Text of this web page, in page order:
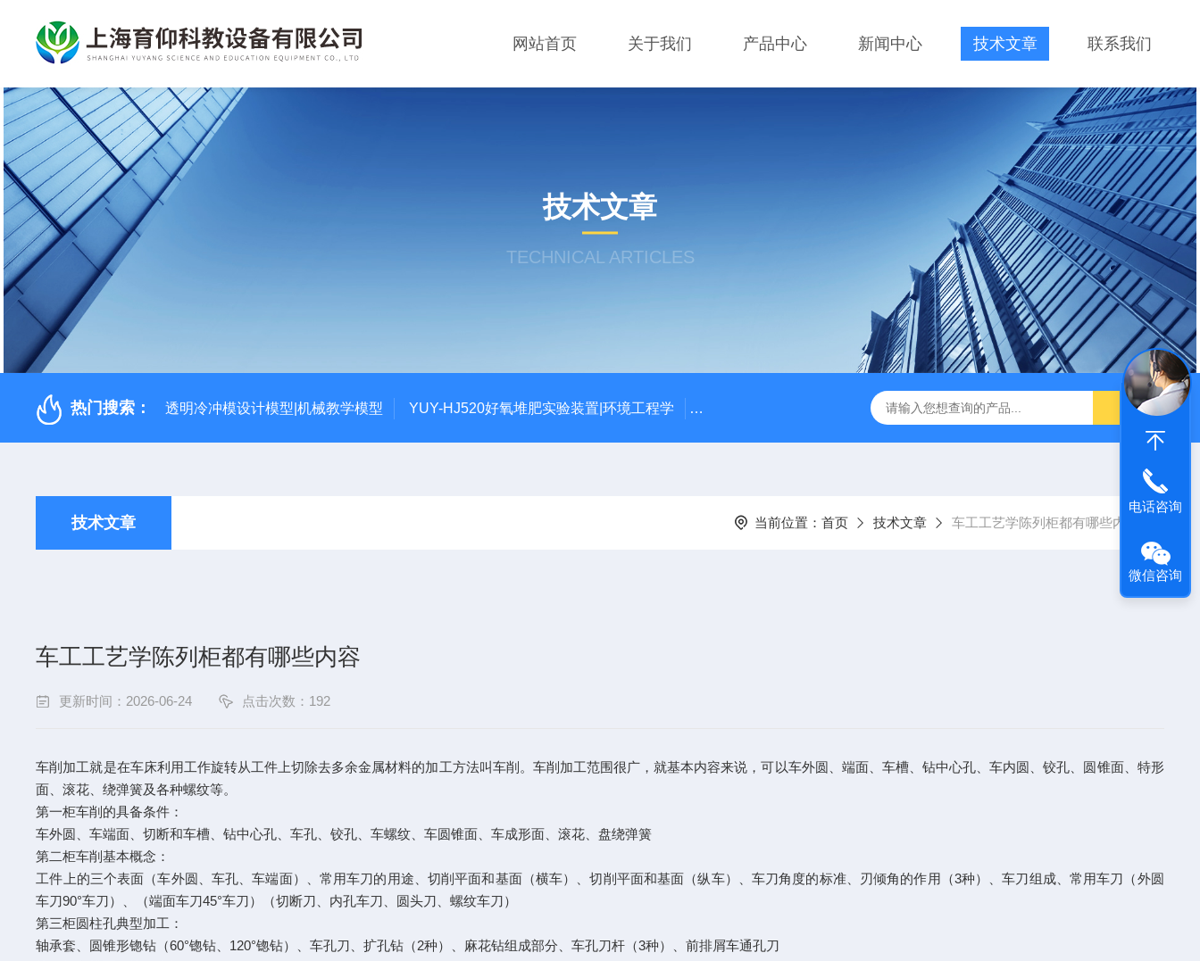
网站首页 关于我们 产品中心 新闻中心 技术文章 联系我们
技术文章
TECHNICAL ARTICLES
热门搜索： 透明冷冲模设计模型|机械教学模型 YUY-HJ520好氧堆肥实验装置|环境工程学 YUY-SX01流体力学综合实验台（数据采集型） YUY-NJ33工农12型手扶
技术文章 当前位置： 首页 技术文章 车工工艺学陈列柜都有哪些内容
车工工艺学陈列柜都有哪些内容
更新时间：2026-06-24 点击次数：192
车削加工就是在车床利用工作旋转从工件上切除去多余金属材料的加工方法叫车削。车削加工范围很广，就基本内容来说，可以车外圆、端面、车槽、钻中心孔、车内圆、铰孔、圆锥面、特形
面、滚花、绕弹簧及各种螺纹等。
第一柜车削的具备条件：
车外圆、车端面、切断和车槽、钻中心孔、车孔、铰孔、车螺纹、车圆锥面、车成形面、滚花、盘绕弹簧
第二柜车削基本概念：
工件上的三个表面（车外圆、车孔、车端面）、常用车刀的用途、切削平面和基面（横车）、切削平面和基面（纵车）、车刀角度的标准、刃倾角的作用（3种）、车刀组成、常用车刀（外圆
车刀90°车刀）、（端面车刀45°车刀）（切断刀、内孔车刀、圆头刀、螺纹车刀）
第三柜圆柱孔典型加工：
轴承套、圆锥形锪钻（60°锪钻、120°锪钻）、车孔刀、扩孔钻（2种）、麻花钻组成部分、车孔刀杆（3种）、前排屑车通孔刀
电话咨询
微信咨询